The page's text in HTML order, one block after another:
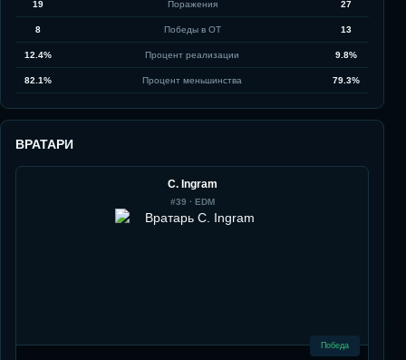
19 Поражения 27
8 Победы в ОТ 13
12.4% Процент реализации 9.8%
82.1% Процент меньшинства 79.3%
ВРАТАРИ
C. Ingram
#39 · EDM
Победа